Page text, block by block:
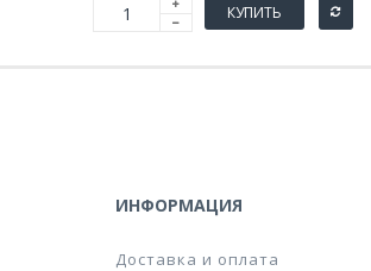
КУПИТЬ
ИНФОРМАЦИЯ
Доставка и оплата